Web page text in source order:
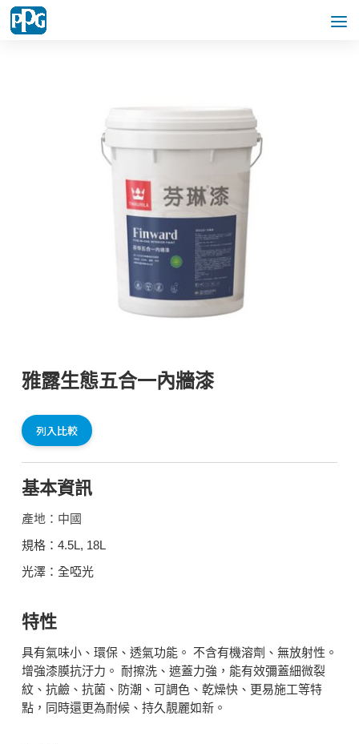
雅露生態五合一內牆漆
列入比較
基本資訊
產地：中國
規格：4.5L, 18L
光澤：全啞光
特性
具有氣味小、環保、透氣功能。 不含有機溶劑、無放射性。
增強漆膜抗汙力。 耐擦洗、遮蓋力強，能有效彌蓋細微裂
紋、抗鹼、抗菌、防潮、可調色、乾燥快、更易施工等特
點，同時還更為耐候、持久靚麗如新。